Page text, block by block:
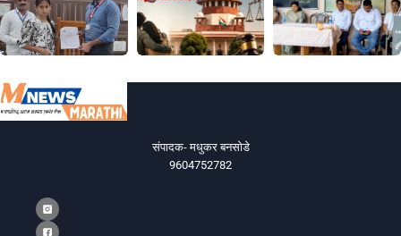
संपादक- मधुकर बनसोडे
9604752782